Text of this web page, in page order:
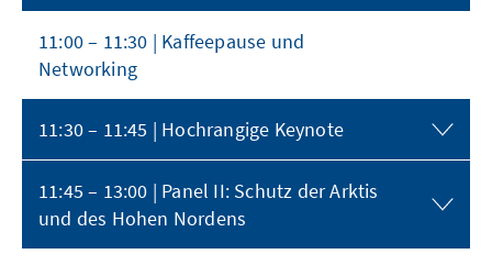
11:00 – 11:30 | Kaffeepause und
Networking
11:30 – 11:45 | Hochrangige Keynote
11:45 – 13:00 | Panel II: Schutz der Arktis
und des Hohen Nordens